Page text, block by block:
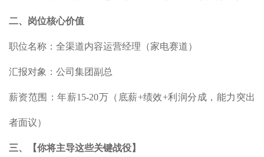
二、岗位核心价值
职位名称：全渠道内容运营经理（家电赛道）
汇报对象：公司集团副总
薪资范围：年薪15-20万（底薪+绩效+利润分成，能力突出
者面议）
三、【你将主导这些关键战役】